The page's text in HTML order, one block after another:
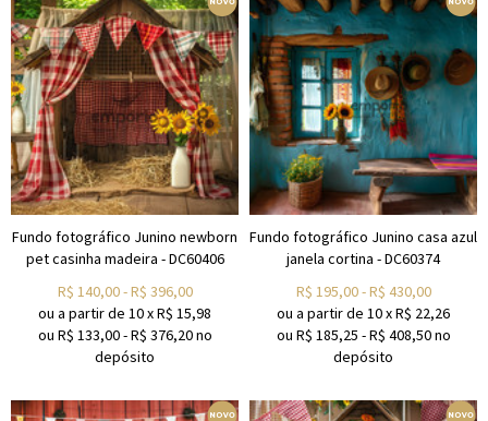
Fundo fotográfico Junino newborn
pet casinha madeira - DC60406
R$ 140,00-R$ 396,00
ou a partir de 10xR$ 15,98
ou R$ 133,00-R$ 376,20no
depósito
Fundo fotográfico Junino casa azul
janela cortina - DC60374
R$ 195,00-R$ 430,00
ou a partir de 10xR$ 22,26
ou R$ 185,25 -R$ 408,50no
depósito